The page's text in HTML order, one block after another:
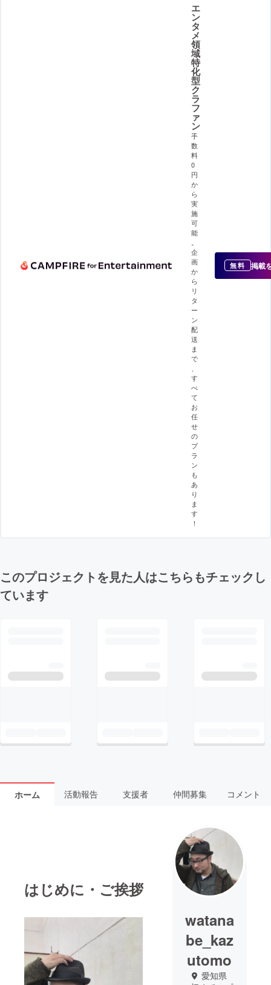
エ
ン
タ
メ
領
域
特
化
型
ク
ラ
フ
ァ
ン
手
数
料
0
円
か
ら
実
施
可
能
企
画
か
ら
リ
タ
ー
ン
配
送
ま
で
す
べ
て
お
任
せ
の
プ
ラ
ン
も
あ
り
ま
す
！
無料 掲載
このプロジェクトを見た人はこちらもチェックし
ています
ホーム 活動報告 支援者 仲間募集 コメント
はじめに・ご挨拶
watana
be_kaz
utomo
愛知県